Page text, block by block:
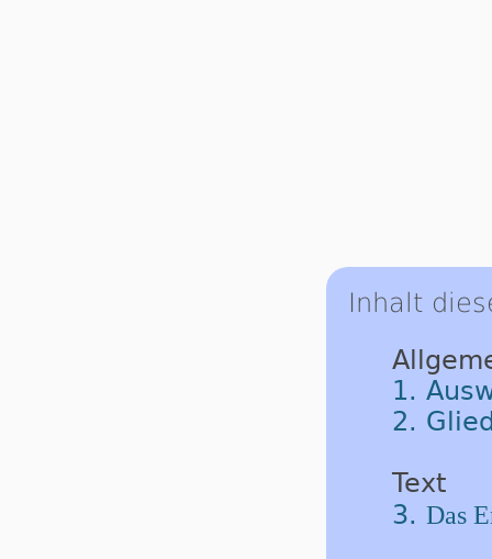
Inhalt
1.
2.
Text
3. Das